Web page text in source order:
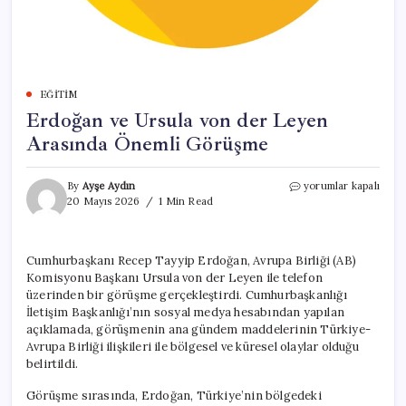
EĞITIM
Erdoğan ve Ursula von der Leyen
Arasında Önemli Görüşme
By Ayşe Aydın
20 Mayıs 2026
1 Min Read
Erdoğan
Leyen
Arasında
Önemli
Görüşme
için
yorumlar kapalı
Cumhurbaşkanı Recep Tayyip Erdoğan, Avrupa Birliği (AB)
Komisyonu Başkanı Ursula von der Leyen ile telefon
üzerinden bir görüşme gerçekleştirdi. Cumhurbaşkanlığı
İletişim Başkanlığı’nın sosyal medya hesabından yapılan
açıklamada, görüşmenin ana gündem maddelerinin Türkiye-
Avrupa Birliği ilişkileri ile bölgesel ve küresel olaylar olduğu
belirtildi.
Görüşme sırasında, Erdoğan, Türkiye’nin bölgedeki